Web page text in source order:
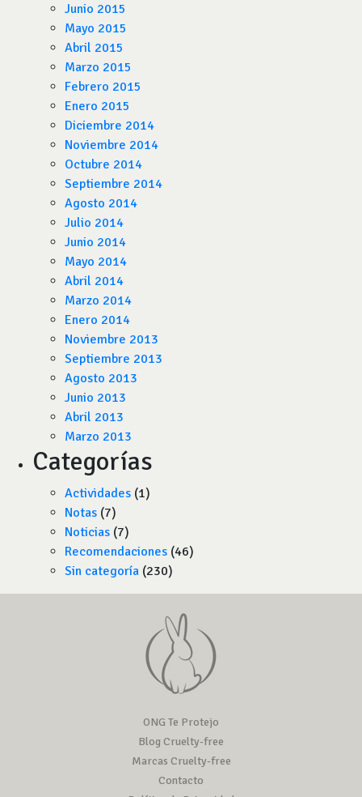
Junio 2015
Mayo 2015
Abril 2015
Marzo 2015
Febrero 2015
Enero 2015
Diciembre 2014
Noviembre 2014
Octubre 2014
Septiembre 2014
Agosto 2014
Julio 2014
Junio 2014
Mayo 2014
Abril 2014
Marzo 2014
Enero 2014
Noviembre 2013
Septiembre 2013
Agosto 2013
Junio 2013
Abril 2013
Marzo 2013
Categorías
Actividades (1)
Notas (7)
Noticias (7)
Recomendaciones (46)
Sin categoría (230)
ONG Te Protejo
Blog Cruelty-free
Marcas Cruelty-free
Contacto